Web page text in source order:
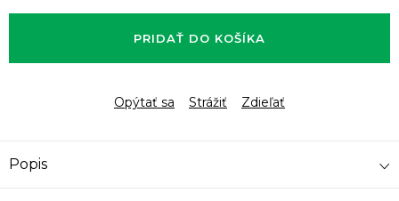
cena:
PRIDAŤ DO KOŠÍKA
Opýtať sa Strážiť Zdieľať
Popis